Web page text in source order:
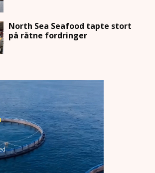
North Sea Seafood tapte stort
på råtne fordringer